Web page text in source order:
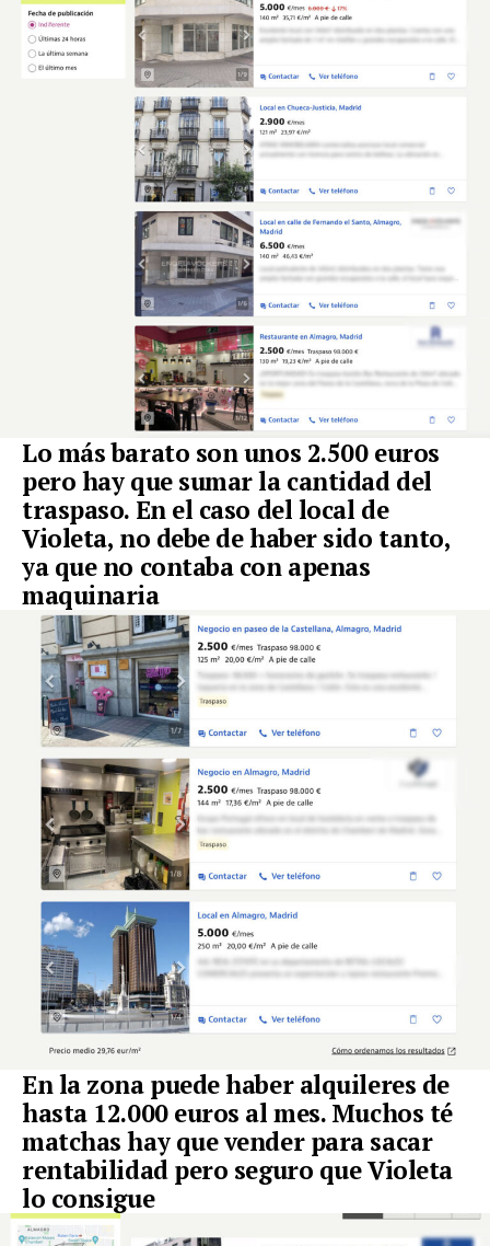
Lo más barato son unos 2.500 euros
pero hay que sumar la cantidad del
traspaso. En el caso del local de
Violeta, no debe de haber sido tanto,
ya que no contaba con apenas
maquinaria
En la zona puede haber alquileres de
hasta 12.000 euros al mes. Muchos té
matchas hay que vender para sacar
rentabilidad pero seguro que Violeta
lo consigue